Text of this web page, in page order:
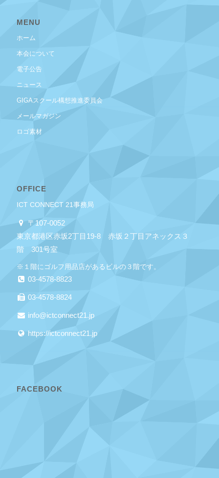
MENU
ホーム
本会について
電子公告
ニュース
GIGAスクール構想推進委員会
メールマガジン
ロゴ素材
OFFICE
ICT CONNECT 21事務局
〒107-0052
東京都港区赤坂2丁目19-8 赤坂２丁目アネックス３
階 301号室
※１階にゴルフ用品店があるビルの３階です。
03-4578-8823
03-4578-8824
info@ictconnect21.jp
https://ictconnect21.jp
FACEBOOK